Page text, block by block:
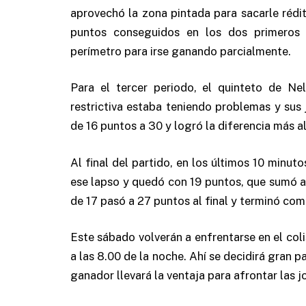
aprovechó la zona pintada para sacarle
puntos conseguidos en los dos
perímetro para irse ganando parcialmente.
Para el tercer periodo, el quinteto de
restrictiva estaba teniendo problemas y
de 16 puntos a 30 y logró la diferencia más
Al final del partido, en los últimos 10
ese lapso y quedó con 19 puntos, que sumó
de 17 pasó a 27 puntos al final y terminó
Este sábado volverán a enfrentarse en el
a las 8.00 de la noche. Ahí se decidirá gran
ganador llevará la ventaja para afrontar las